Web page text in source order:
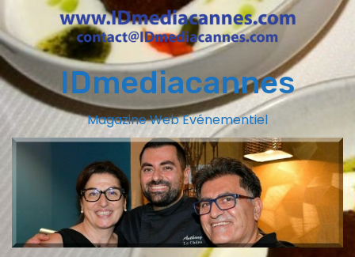
IDmediacannes
Magazine Web Evénementiel